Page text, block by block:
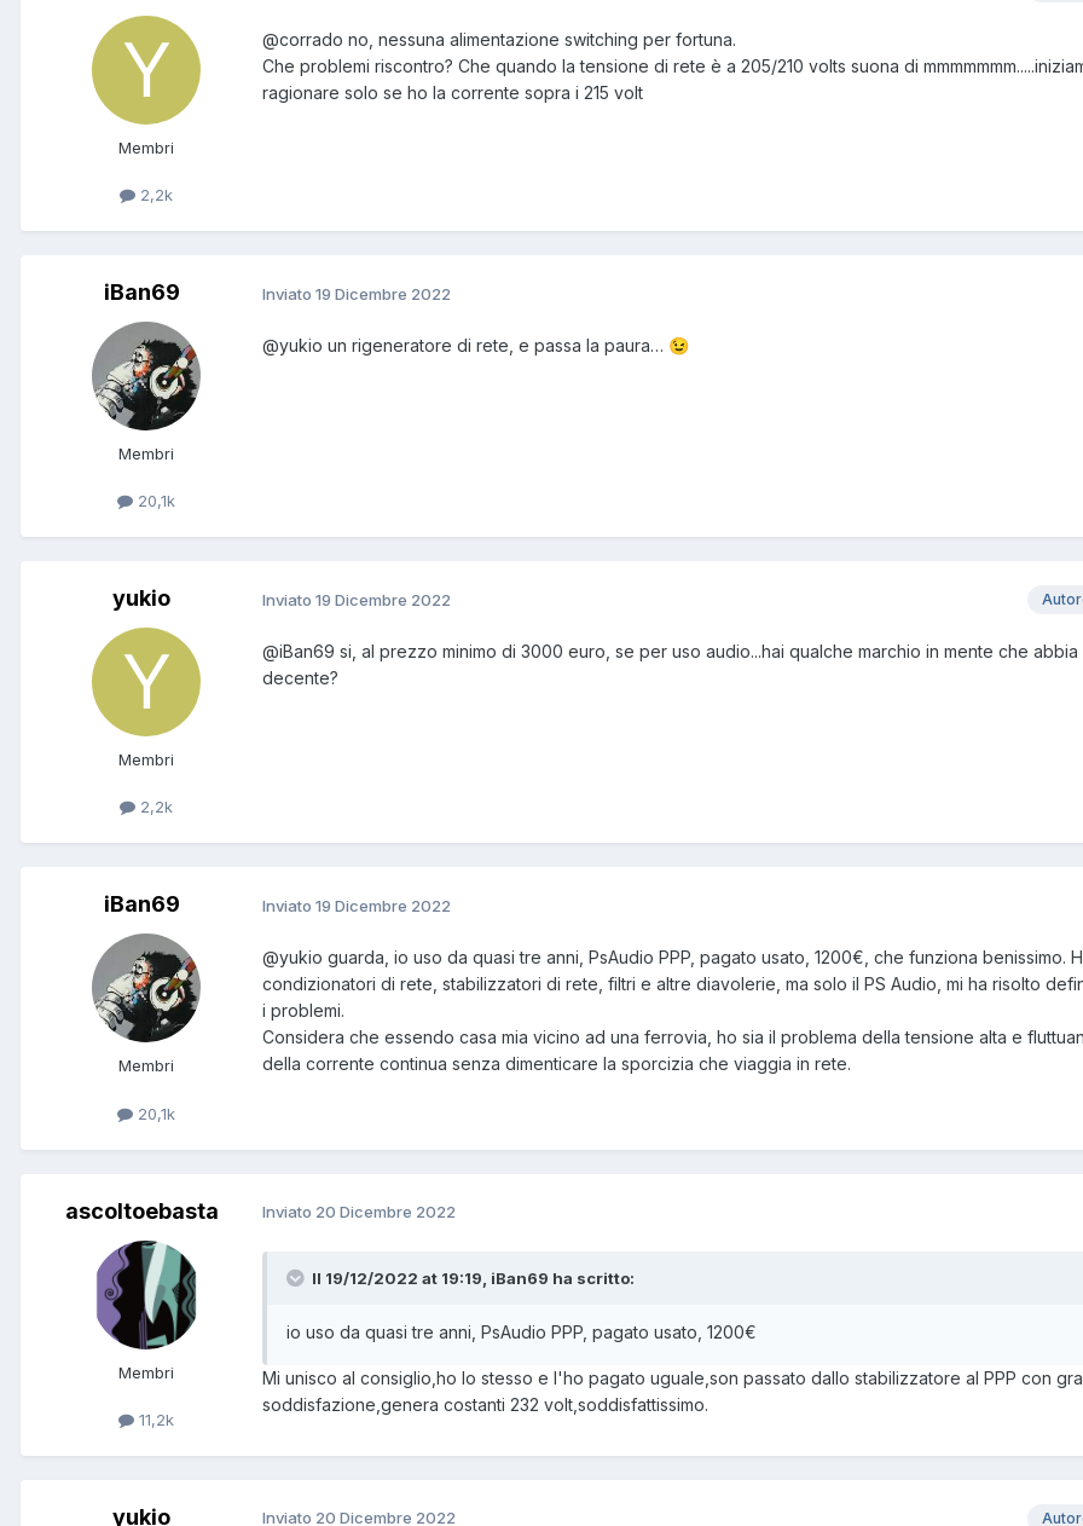
Membri
2,2k
@corrado no, nessuna alimentazione switching per fortuna.
Che problemi riscontro? Che quando la tensione di rete è a 205/210 volts suona di
ragionare solo se ho la corrente sopra i 215 volt
iBan69
Membri
20,1k
Inviato 19 Dicembre 2022
@yukio un rigeneratore di rete, e passa la paura… 😉
yukio
Membri
2,2k
Inviato 19 Dicembre 2022
@iBan69 si, al prezzo minimo di 3000 euro, se per uso audio...hai qualche marchio in mente che abbia
decente?
iBan69
Membri
20,1k
Inviato 19 Dicembre 2022
@yukio guarda, io uso da quasi tre anni, PsAudio PPP, pagato usato, 1200€, che funziona benissimo.
condizionatori di rete, stabilizzatori di rete, filtri e altre diavolerie, ma solo il PS Audio, mi ha risolto
i problemi.
Considera che essendo casa mia vicino ad una ferrovia, ho sia il problema della tensione alta e
della corrente continua senza dimenticare la sporcizia che viaggia in rete.
ascoltoebasta
Membri
11,2k
Inviato 20 Dicembre 2022
Il 19/12/2022 at 19:19, iBan69 ha scritto:
io uso da quasi tre anni, PsAudio PPP, pagato usato, 1200€
Mi unisco al consiglio,ho lo stesso e l'ho pagato uguale,son passato dallo stabilizzatore al PPP con
soddisfazione,genera costanti 232 volt,soddisfattissimo.
yukio Inviato 20 Dicembre 2022